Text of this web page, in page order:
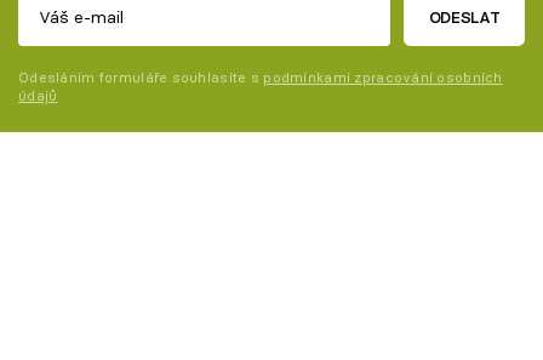
ODESLAT
Odesláním formuláře souhlasíte s podmínkami zpracování osobních
údajů